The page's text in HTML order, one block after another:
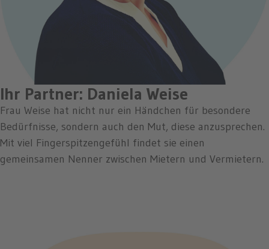
Ihr Partner: Daniela Weise
Frau Weise hat nicht nur ein Händchen für besondere
Bedürfnisse, sondern auch den Mut, diese anzusprechen.
Mit viel Fingerspitzengefühl findet sie einen
gemeinsamen Nenner zwischen Mietern und Vermietern.